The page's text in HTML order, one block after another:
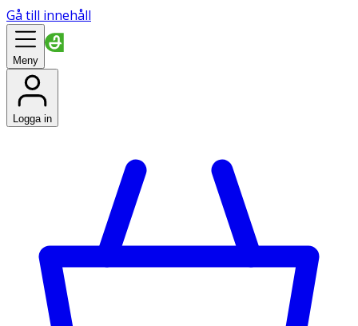
Gå till innehåll
Meny
Logga in